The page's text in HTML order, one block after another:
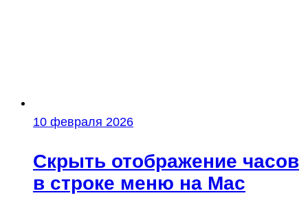
10 февраля 2026
Скрыть отображение часов
в строке меню на Mac